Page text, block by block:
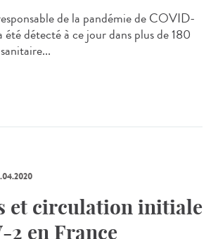
de la pandémie de COVID-
détecté à ce jour dans plus de 180
et circulation initiale
2 en France